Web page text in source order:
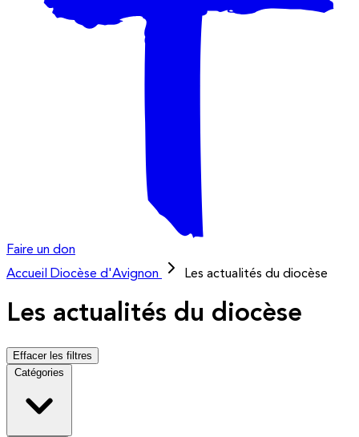
Faire un don
Accueil
Diocèse d'Avignon Les actualités du diocèse
Les actualités du diocèse
Effacer les filtres
Catégories